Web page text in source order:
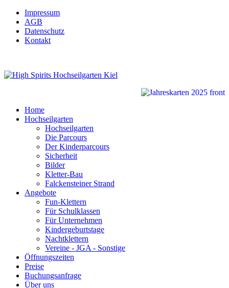
Impressum
AGB
Datenschutz
Kontakt
Home
Hochseilgarten
Hochseilgarten
Die Parcours
Der Kinderparcours
Sicherheit
Bilder
Kletter-Bau
Falckensteiner Strand
Angebote
Fun-Klettern
Für Schulklassen
Für Unternehmen
Kindergeburtstage
Nachtklettern
Vereine - JGA - Sonstige
Öffnungszeiten
Preise
Buchungsanfrage
Über uns